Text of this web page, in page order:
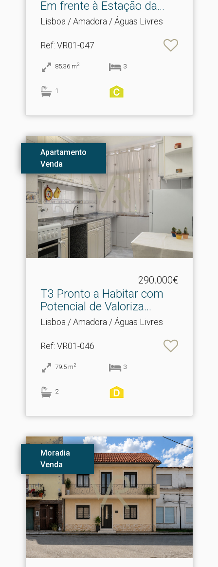
Em frente à Estação da.​..
Lisboa / Amadora / Águas Livres
Ref: VR01-047
85.36 m2 3
1
Apartamento
Venda
290.000€
T3 Pronto a Habitar com
Potencial de Valoriza.​..
Lisboa / Amadora / Águas Livres
Ref: VR01-046
79.5 m2 3
2
Moradia
Venda